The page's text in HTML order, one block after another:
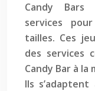
Candy Bars
services
tailles. Ces
des services
Candy Bar à
Ils